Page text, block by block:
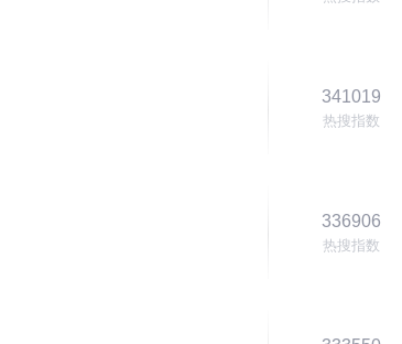
341019
热搜指数
336906
热搜指数